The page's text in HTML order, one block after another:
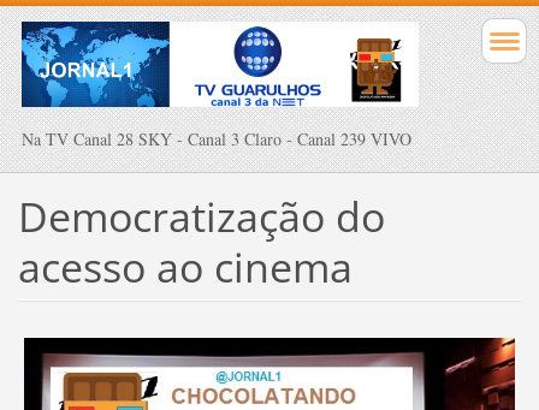
Na TV Canal 28 SKY - Canal 3 Claro - Canal 239 VIVO
Democratização do
acesso ao cinema